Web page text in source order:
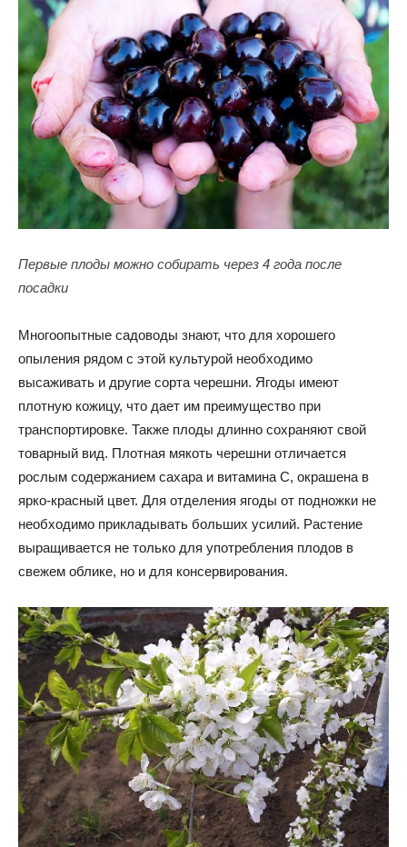
Первые плоды можно собирать через 4 года после
посадки
Многоопытные садоводы знают, что для хорошего
опыления рядом с этой культурой необходимо
высаживать и другие сорта черешни. Ягоды имеют
плотную кожицу, что дает им преимущество при
транспортировке. Также плоды длинно сохраняют свой
товарный вид. Плотная мякоть черешни отличается
рослым содержанием сахара и витамина С, окрашена в
ярко-красный цвет. Для отделения ягоды от подножки не
необходимо прикладывать больших усилий. Растение
выращивается не только для употребления плодов в
свежем облике, но и для консервирования.